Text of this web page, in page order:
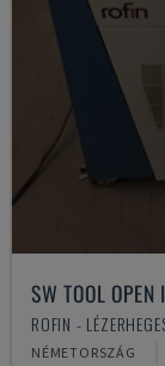
SW TOOL OPEN
ROFIN -
NÉMETORSZÁG